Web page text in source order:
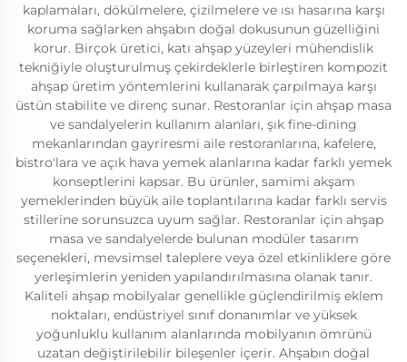
kaplamaları, dökülmelere, çizilmelere ve ısı hasarına karşı
koruma sağlarken ahşabın doğal dokusunun güzelliğini
korur. Birçok üretici, katı ahşap yüzeyleri mühendislik
tekniğiyle oluşturulmuş çekirdeklerle birleştiren kompozit
ahşap üretim yöntemlerini kullanarak çarpılmaya karşı
üstün stabilite ve direnç sunar. Restoranlar için ahşap masa
ve sandalyelerin kullanım alanları, şık fine-dining
mekanlarından gayriresmi aile restoranlarına, kafelere,
bistro'lara ve açık hava yemek alanlarına kadar farklı yemek
konseptlerini kapsar. Bu ürünler, samimi akşam
yemeklerinden büyük aile toplantılarına kadar farklı servis
stillerine sorunsuzca uyum sağlar. Restoranlar için ahşap
masa ve sandalyelerde bulunan modüler tasarım
seçenekleri, mevsimsel taleplere veya özel etkinliklere göre
yerleşimlerin yeniden yapılandırılmasına olanak tanır.
Kaliteli ahşap mobilyalar genellikle güçlendirilmiş eklem
noktaları, endüstriyel sınıf donanımlar ve yüksek
yoğunluklu kullanım alanlarında mobilyanın ömrünü
uzatan değiştirilebilir bileşenler içerir. Ahşabın doğal